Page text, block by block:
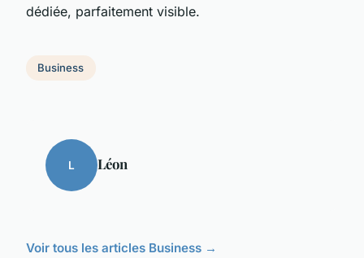
dédiée, parfaitement visible.
Business
L Léon
Voir tous les articles Business →